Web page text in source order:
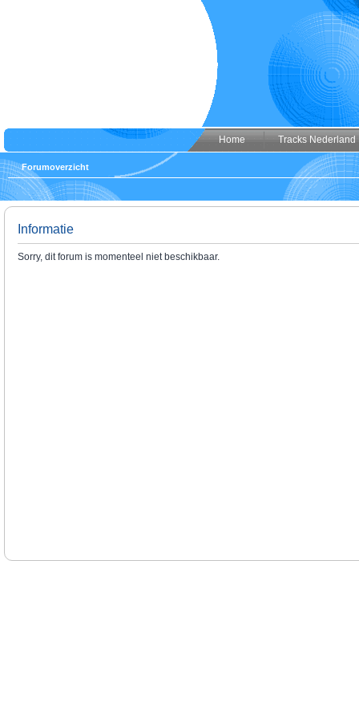
Home Tracks Nederland
Forumoverzicht
Informatie
Sorry, dit forum is momenteel niet beschikbaar.